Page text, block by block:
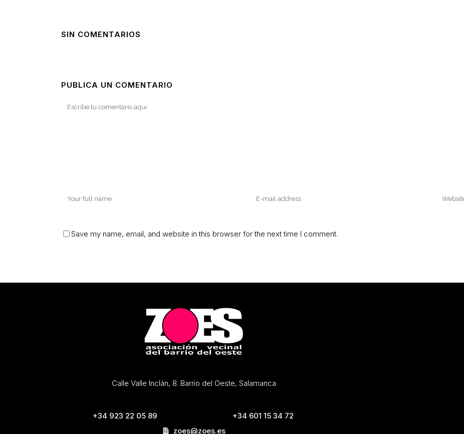
SIN COMENTARIOS
PUBLICA UN COMENTARIO
Save my name, email, and website in this browser for the next time I comment.
Calle Valle Inclán, 8. Barrio del Oeste, Salamanca
+34 923 22 05 89
+34 601 15 34 72
zoes@zoes.es